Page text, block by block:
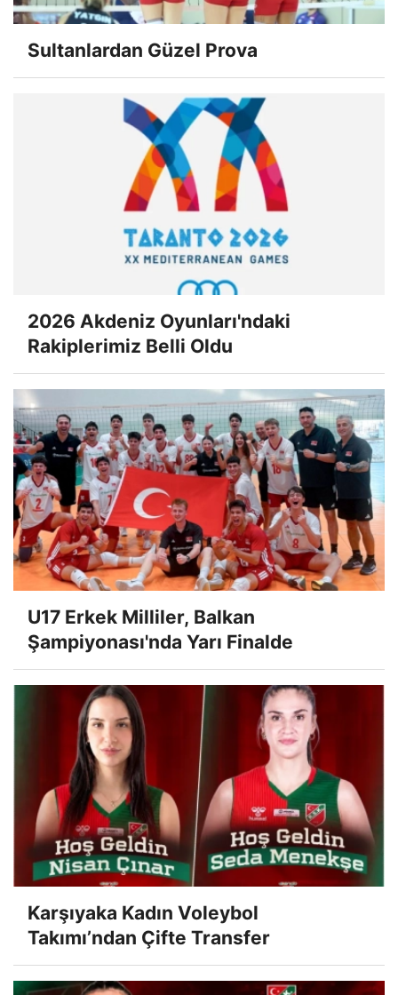
Sultanlardan Güzel Prova
2026 Akdeniz Oyunları'ndaki
Rakiplerimiz Belli Oldu
U17 Erkek Milliler, Balkan
Şampiyonası'nda Yarı Finalde
Karşıyaka Kadın Voleybol
Takımı’ndan Çifte Transfer